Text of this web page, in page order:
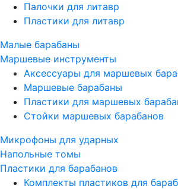
Палочки для литавр
Пластики для литавр
Малые барабаны
Маршевые инструменты
Аксессуары для маршевых
Маршевые барабаны
Пластики для маршевых
Стойки маршевых барабанов
Микрофоны для ударных
Напольные томы
Пластики для барабанов
Комплекты пластиков для